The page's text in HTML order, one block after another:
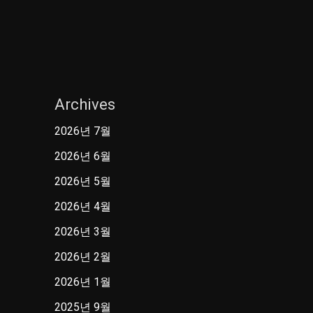
Archives
2026년 7월
2026년 6월
2026년 5월
2026년 4월
2026년 3월
2026년 2월
2026년 1월
2025년 9월